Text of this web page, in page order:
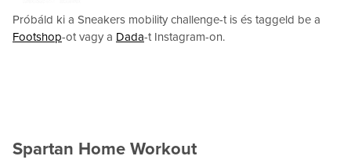
Próbáld ki a Sneakers mobility challenge-t is és taggeld be a
Footshop-ot vagy a Dada-t Instagram-on.
Spartan Home Workout